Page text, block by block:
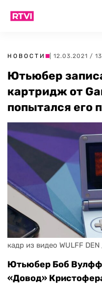
НОВОСТИ | 12.03.2021 /
Ютьюбер
картридж от
попытался его
кадр из видео WULFF
Ютьюбер Боб Вулфф
«Довод»